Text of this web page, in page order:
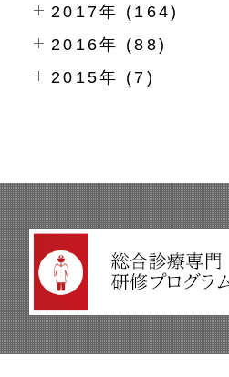
2017年 (164)
2016年 (88)
2015年 (7)